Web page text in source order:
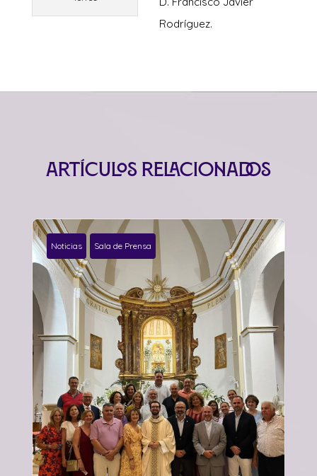
Rodríguez.
Artículos relacionados
Noticias Sala de Prensa